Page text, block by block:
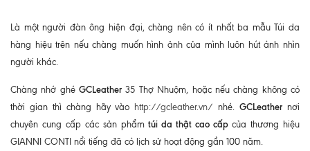
Là một người đàn ông hiện đại, chàng nên có ít nhất ba mẫu Túi da
hàng hiệu trên nếu chàng muốn hình ảnh của mình luôn hút ánh nhìn
người khác.
Chàng nhớ ghéGCLeather 35 Thợ Nhuộm, hoặc nếu chàng không có
thời gian thì chàng hãy vào http://gcleather.vn/ nhé.GCLeather nơi
chuyên cung cấp các sản phẩm túi da thật cao cấp của thương hiệu
GIANNI CONTI nổi tiếng đã có lịch sử hoạt động gần 100 năm.